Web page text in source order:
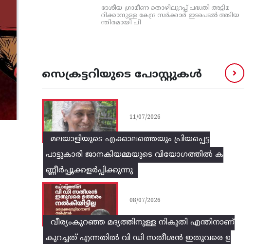
ദേശീയ ഗ്രാമീണ തൊഴിലുറപ്പ്‌ പദ്ധതി അട്ടിമ
റിക്കാനുള്ള കേന്ദ്ര സര്‍ക്കാര്‍ ഇടപെടല്‍ അടിയ
ന്തിരമായി പി
സെക്രട്ടറിയുടെ പോസ്റ്റുകൾ
മലയാളിയുടെ എക്കാലത്തെയും പ്രിയപ്പെട്ട
പാട്ടുകാരി ജാനകിയമ്മയുടെ വിയോഗത്തിൽ ക
ണ്ണീർപ്പൂക്കളർപ്പിക്കുന്നു
11/07/2026
വീര്യംകുറഞ്ഞ മദ്യത്തിനുള്ള നികുതി എന്തിനാണ്
കുറച്ചത് എന്നതിൽ വി ഡി സതീശൻ ഇതുവരെ ഉ
08/07/2026